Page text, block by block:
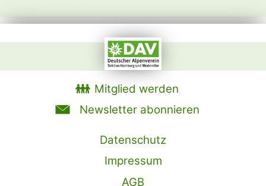
Mitglied werden
Newsletter abonnieren
Datenschutz
Impressum
AGB